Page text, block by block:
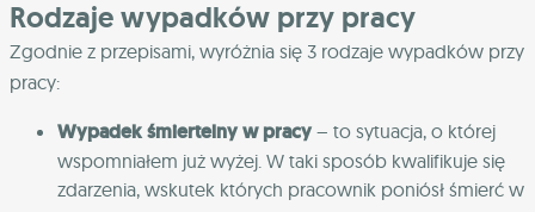
Rodzaje wypadków przy pracy
Zgodnie z przepisami, wyróżnia się 3 rodzaje wypadków przy
pracy:
Wypadek śmiertelny w pracy – to sytuacja, o której
wspomniałem już wyżej. W taki sposób kwalifikuje się
zdarzenia, wskutek których pracownik poniósł śmierć w